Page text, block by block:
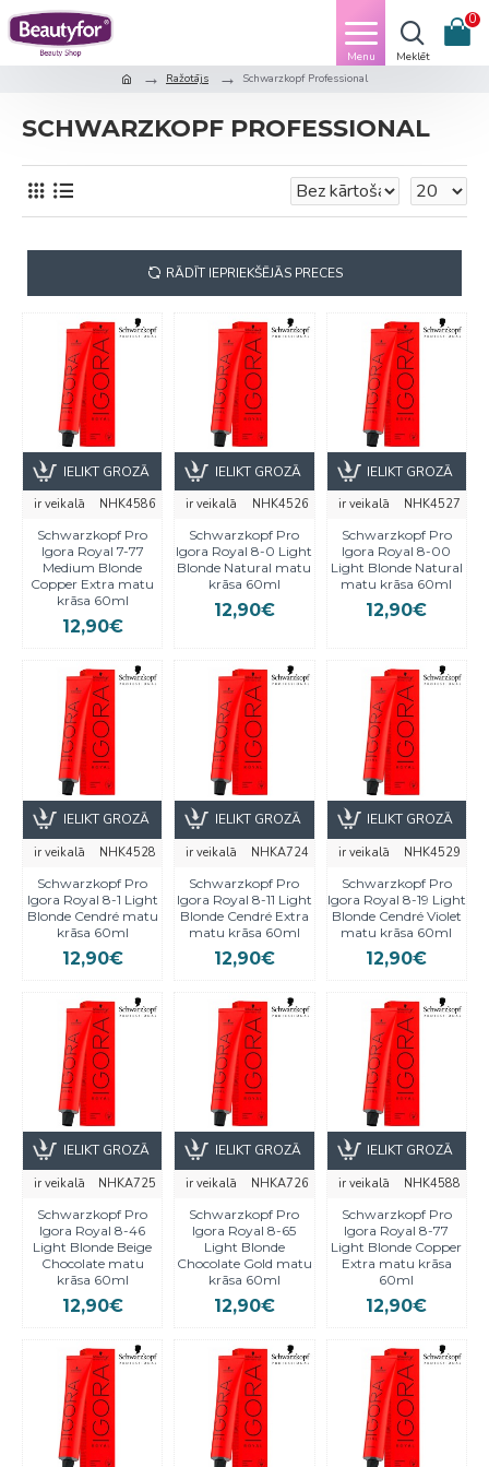
0
Ražotājs Schwarzkopf Professional
SCHWARZKOPF PROFESSIONAL
RĀDĪT IEPRIEKŠĒJĀS PRECES
ir veikalā
NHK4586
Schwarzkopf Pro
Igora Royal 7-77
Medium Blonde
Copper Extra matu
krāsa 60ml
12,90€
IELIKT GROZĀ
ir veikalā
NHK4526
Schwarzkopf Pro
Igora Royal 8-0 Light
Blonde Natural matu
krāsa 60ml
12,90€
IELIKT GROZĀ
ir veikalā
NHK4527
Schwarzkopf Pro
Igora Royal 8-00
Light Blonde Natural
matu krāsa 60ml
12,90€
IELIKT GROZĀ
ir veikalā
NHK4528
Schwarzkopf Pro
Igora Royal 8-1 Light
Blonde Cendré matu
krāsa 60ml
12,90€
IELIKT GROZĀ
ir veikalā
NHKA724
Schwarzkopf Pro
Igora Royal 8-11 Light
Blonde Cendré Extra
matu krāsa 60ml
12,90€
IELIKT GROZĀ
ir veikalā
NHK4529
Schwarzkopf Pro
Igora Royal 8-19 Light
Blonde Cendré Violet
matu krāsa 60ml
12,90€
IELIKT GROZĀ
ir veikalā
NHKA725
Schwarzkopf Pro
Igora Royal 8-46
Light Blonde Beige
Chocolate matu
krāsa 60ml
12,90€
IELIKT GROZĀ
ir veikalā
NHKA726
Schwarzkopf Pro
Igora Royal 8-65
Light Blonde
Chocolate Gold matu
krāsa 60ml
12,90€
IELIKT GROZĀ
ir veikalā
NHK4588
Schwarzkopf Pro
Igora Royal 8-77
Light Blonde Copper
Extra matu krāsa
60ml
12,90€
IELIKT GROZĀ